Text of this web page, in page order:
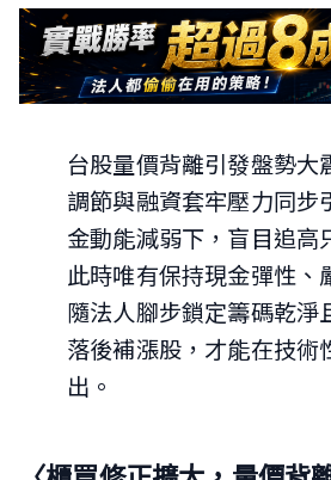
台股量價背離引發盤勢大
調節與融資套牢壓力同步
金動能減弱下，盲目追高
此時唯有保持現金彈性、
隨法人腳步鎖定籌碼乾淨
落後補漲股，才能在技術
出。